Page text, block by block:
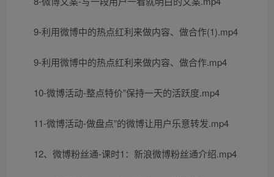
9-利用微博中的热点红利来做内容、做合作(1).mp4
9-利用微博中的热点红利来做内容、做合作.mp4
10-微博活动-整点特价”保持一天的活跃度.mp4
11-微博活动-做盘点”的微博让用户乐意转发.mp4
12、微博粉丝通-课时1：新浪微博粉丝通介绍.mp4